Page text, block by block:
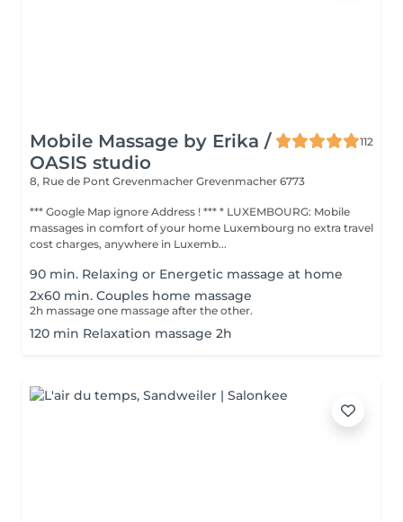
Mobile Massage by Erika /
OASIS studio
112
8, Rue de Pont Grevenmacher Grevenmacher 6773
*** Google Map ignore Address ! *** * LUXEMBOURG: Mobile
massages in comfort of your home Luxembourg no extra travel
cost charges, anywhere in Luxemb...
90 min. Relaxing or Energetic massage at home
2x60 min. Couples home massage
2h massage one massage after the other.
120 min Relaxation massage 2h